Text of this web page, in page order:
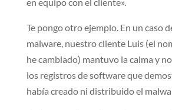
en equipo con el cliente».
Te pongo otro ejemplo. En un caso
malware, nuestro cliente Luis (el
he cambiado) mantuvo la calma y
los registros de software que
había creado ni distribuido el